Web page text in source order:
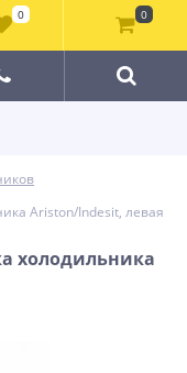
Ariston/Indesit, левая
холодильника
0 0